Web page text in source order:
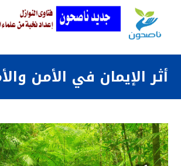
أثر الإيمان في الأمن